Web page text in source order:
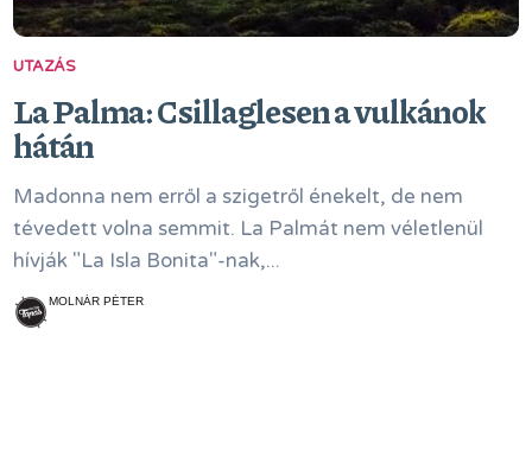
UTAZÁS
La Palma: Csillaglesen a vulkánok
hátán
Madonna nem erről a szigetről énekelt, de nem
tévedett volna semmit. La Palmát nem véletlenül
hívják "La Isla Bonita"-nak,...
MOLNÁR PÉTER